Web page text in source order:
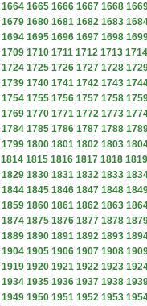
1664 1665 1666 1667 1668
1679 1680 1681 1682 1683
1694 1695 1696 1697 1698
1709 1710 1711 1712 1713 1714
1724 1725 1726 1727 1728
1739 1740 1741 1742 1743
1754 1755 1756 1757 1758
1769 1770 1771 1772 1773
1784 1785 1786 1787 1788
1799 1800 1801 1802 1803
1814 1815 1816 1817 1818 1819
1829 1830 1831 1832 1833
1844 1845 1846 1847 1848
1859 1860 1861 1862 1863
1874 1875 1876 1877 1878
1889 1890 1891 1892 1893
1904 1905 1906 1907 1908
1919 1920 1921 1922 1923
1934 1935 1936 1937 1938
1949 1950 1951 1952 1953